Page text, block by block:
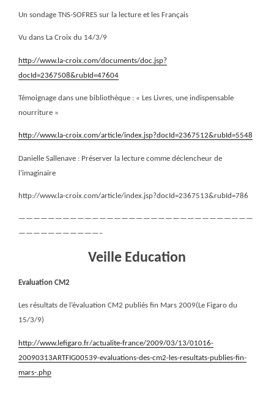
Un sondage TNS-SOFRES sur la lecture et les Français
Vu dans La Croix du 14/3/9
http://www.la-croix.com/documents/doc.jsp?
docId=2367508&rubId=47604
Témoignage dans une bibliothèque : « Les Livres, une indispensable
nourriture »
http://www.la-croix.com/article/index.jsp?docId=2367512&rubId=5548
Danielle Sallenave : Préserver la lecture comme déclencheur de
l’imaginaire
http://www.la-croix.com/article/index.jsp?docId=2367513&rubId=786
————————————————————————————————
———————————–
Veille Education
Evaluation CM2
Les résultats de l’évaluation CM2 publiés fin Mars 2009(Le Figaro du
15/3/9)
http://www.lefigaro.fr/actualite-france/2009/03/13/01016-
20090313ARTFIG00539-evaluations-des-cm2-les-resultats-publies-fin-
mars-.php